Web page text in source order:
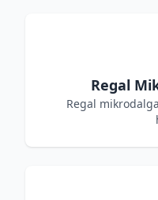
Regal
Regal